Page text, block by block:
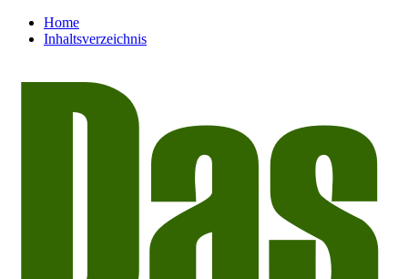
Home
Inhaltsverzeichnis